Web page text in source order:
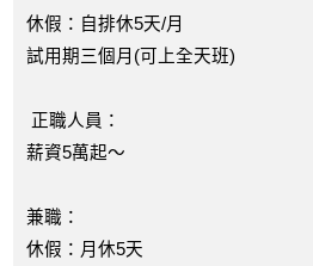
休假：自排休5天/月
試用期三個月(可上全天班)
正職人員：
薪資5萬起～
兼職：
休假：月休5天